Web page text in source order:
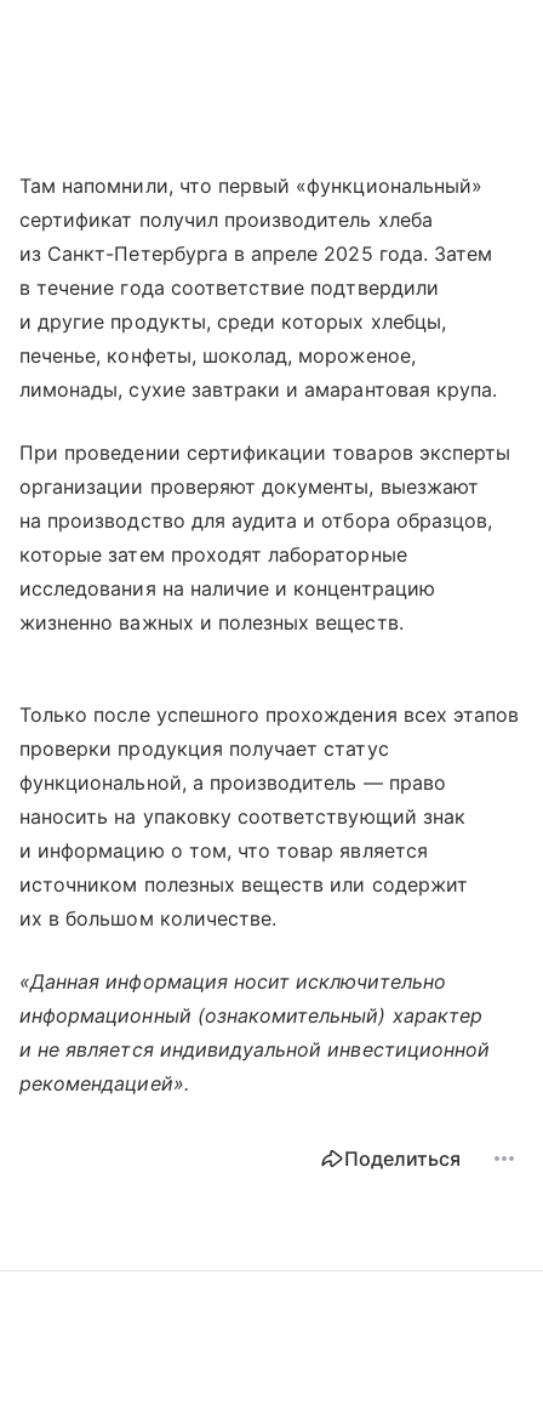
Там напомнили, что первый «функциональный»
сертификат получил производитель хлеба
из Санкт-Петербурга в апреле 2025 года. Затем
в течение года соответствие подтвердили
и другие продукты, среди которых хлебцы,
печенье, конфеты, шоколад, мороженое,
лимонады, сухие завтраки и амарантовая крупа.
При проведении сертификации товаров эксперты
организации проверяют документы, выезжают
на производство для аудита и отбора образцов,
которые затем проходят лабораторные
исследования на наличие и концентрацию
жизненно важных и полезных веществ.
Только после успешного прохождения всех этапов
проверки продукция получает статус
функциональной, а производитель — право
наносить на упаковку соответствующий знак
и информацию о том, что товар является
источником полезных веществ или содержит
их в большом количестве.
«Данная информация носит исключительно
информационный (ознакомительный) характер
и не является индивидуальной инвестиционной
рекомендацией».
Поделиться